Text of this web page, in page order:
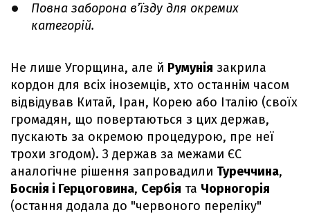
Повна заборона в’їзду для окремих
категорій.
Не лише Угорщина, але й Румунія закрила
кордон для всіх іноземців, хто останнім часом
відвідував Китай, Іран, Корею або Італію (своїх
громадян, що повертаються з цих держав,
пускають за окремою процедурою, пре неї
трохи згодом). З держав за межами ЄС
аналогічне рішення запровадили Туреччина,
Боснія і Герцоговина, Сербія та Чорногорія
(остання додала до "червоного переліку"